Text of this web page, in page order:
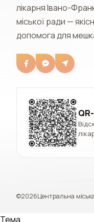
лікарня Івано-
міської ради —
допомога для
©2026Центральна
Тема